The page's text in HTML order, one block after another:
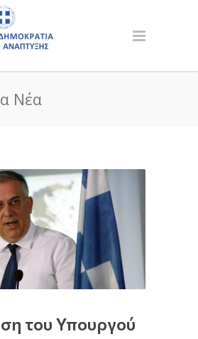
Νέα
του Υπουργού